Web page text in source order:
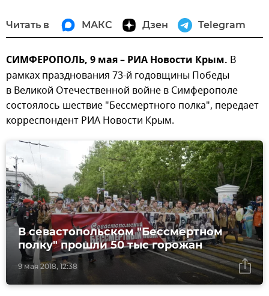
Читать в МАКС Дзен Telegram
СИМФЕРОПОЛЬ, 9 мая – РИА Новости Крым. В
рамках празднования 73-й годовщины Победы
в Великой Отечественной войне в Симферополе
состоялось шествие "Бессмертного полка", передает
корреспондент РИА Новости Крым.
9 мая 2018, 12:38
В севастопольском "Бессмертном
полку" прошли 50 тыс горожан